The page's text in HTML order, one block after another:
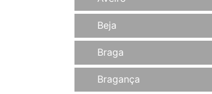
Beja
Braga
Bragança